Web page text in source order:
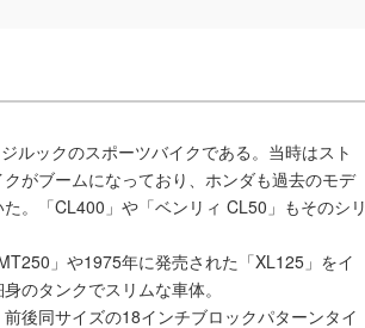
ルックのスポーツバイクである。当時はスト
がブームになっており、ホンダも過去のモデ
。「CL400」や「ベンリィ CL50」もそのシリ
」や1975年に発売された「XL125」をイ
のタンクでスリムな車体。
後同サイズの18インチブロックパターンタイ